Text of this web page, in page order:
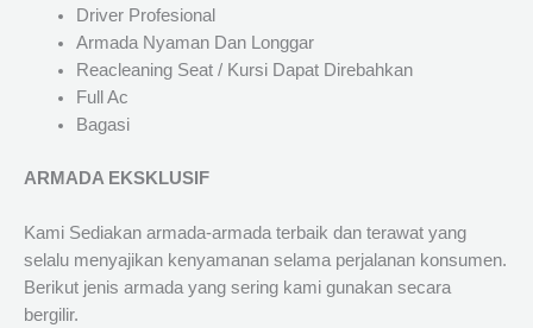
Driver Profesional
Armada Nyaman Dan Longgar
Reacleaning Seat / Kursi Dapat Direbahkan
Full Ac
Bagasi
ARMADA EKSKLUSIF
Kami Sediakan armada-armada terbaik dan terawat yang
selalu menyajikan kenyamanan selama perjalanan konsumen.
Berikut jenis armada yang sering kami gunakan secara
bergilir.